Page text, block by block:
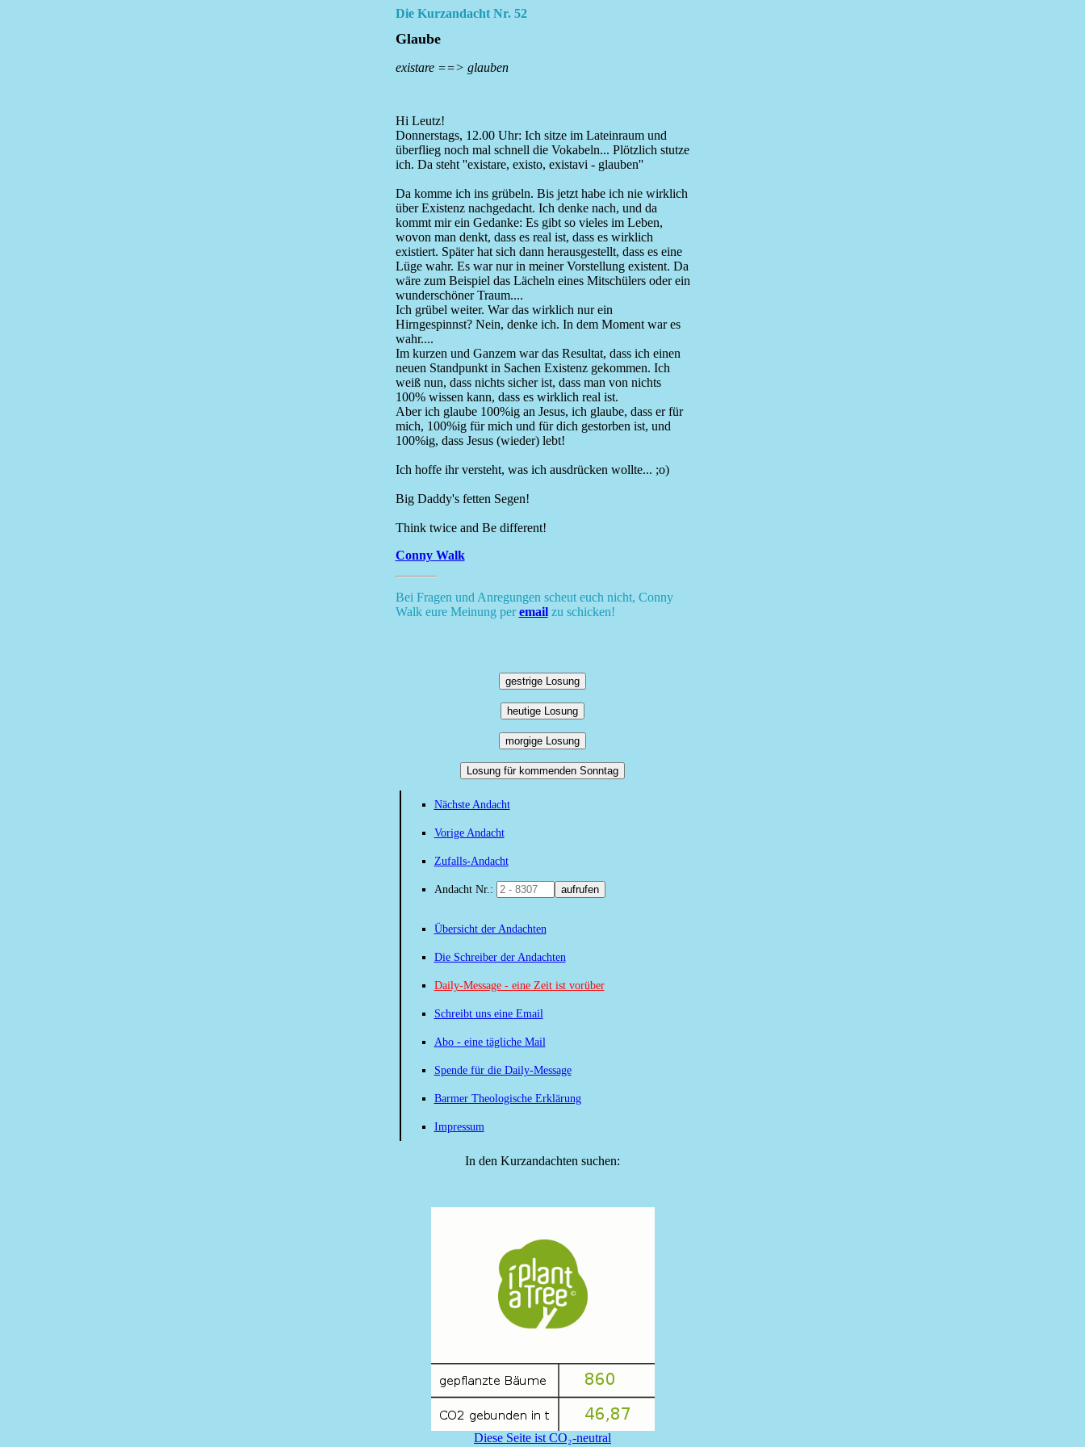
Die Kurzandacht Nr. 52
Glaube
existare ==> glauben
Hi Leutz!
Donnerstags, 12.00 Uhr: Ich sitze im Lateinraum und
überflieg noch mal schnell die Vokabeln... Plötzlich stutze
ich. Da steht ''existare, existo, existavi - glauben''
Da komme ich ins grübeln. Bis jetzt habe ich nie wirklich
über Existenz nachgedacht. Ich denke nach, und da
kommt mir ein Gedanke: Es gibt so vieles im Leben,
wovon man denkt, dass es real ist, dass es wirklich
existiert. Später hat sich dann herausgestellt, dass es eine
Lüge wahr. Es war nur in meiner Vorstellung existent. Da
wäre zum Beispiel das Lächeln eines Mitschülers oder ein
wunderschöner Traum....
Ich grübel weiter. War das wirklich nur ein
Hirngespinnst? Nein, denke ich. In dem Moment war es
wahr....
Im kurzen und Ganzem war das Resultat, dass ich einen
neuen Standpunkt in Sachen Existenz gekommen. Ich
weiß nun, dass nichts sicher ist, dass man von nichts
100% wissen kann, dass es wirklich real ist.
Aber ich glaube 100%ig an Jesus, ich glaube, dass er für
mich, 100%ig für mich und für dich gestorben ist, und
100%ig, dass Jesus (wieder) lebt!
Ich hoffe ihr versteht, was ich ausdrücken wollte... ;o)
Big Daddy's fetten Segen!
Think twice and Be different!
Conny Walk
Bei Fragen und Anregungen scheut euch nicht, Conny
Walk eure Meinung peremailzu schicken!
gestrige Losung
heutige Losung
morgige Losung
Losung für kommenden Sonntag
Nächste Andacht
Vorige Andacht
Zufalls-Andacht
Andacht Nr.: aufrufen
Übersicht der Andachten
Die Schreiber der Andachten
Daily-Message - eine Zeit ist vorüber
Schreibt uns eine Email
Abo - eine tägliche Mail
Spende für die Daily-Message
Barmer Theologische Erklärung
Impressum
In den Kurzandachten suchen:
Diese Seite ist CO₂-neutral